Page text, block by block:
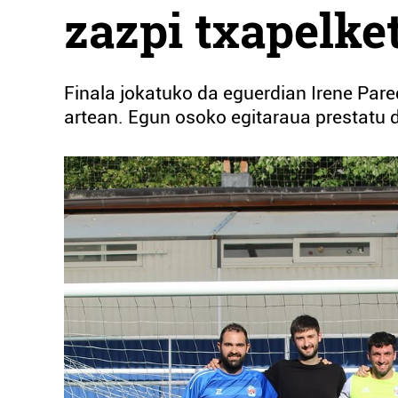
zazpi
Finala jokatuko da eguerdian Irene
artean. Egun osoko egitaraua prestatu